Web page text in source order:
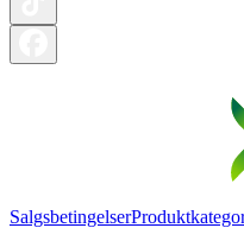
Salgsbetingelser